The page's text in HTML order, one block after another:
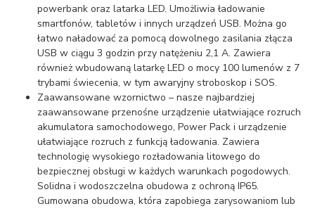
powerbank oraz latarka LED. Umożliwia ładowanie
smartfonów, tabletów i innych urządzeń USB. Można go
łatwo naładować za pomocą dowolnego zasilania złącza
USB w ciągu 3 godzin przy natężeniu 2,1 A. Zawiera
również wbudowaną latarkę LED o mocy 100 lumenów z 7
trybami świecenia, w tym awaryjny stroboskop i SOS.
Zaawansowane wzornictwo – nasze najbardziej
zaawansowane przenośne urządzenie ułatwiające rozruch
akumulatora samochodowego, Power Pack i urządzenie
ułatwiające rozruch z funkcją ładowania. Zawiera
technologię wysokiego rozładowania litowego do
bezpiecznej obsługi w każdych warunkach pogodowych.
Solidna i wodoszczelna obudowa z ochroną IP65.
Gumowana obudowa, która zapobiega zarysowaniom lub